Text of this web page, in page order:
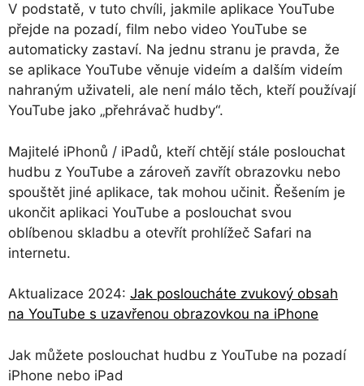
V podstatě, v tuto chvíli, jakmile aplikace YouTube
přejde na pozadí, film nebo video YouTube se
automaticky zastaví. Na jednu stranu je pravda, že
se aplikace YouTube věnuje videím a dalším videím
nahraným uživateli, ale není málo těch, kteří používají
YouTube jako „přehrávač hudby“.
Majitelé iPhonů / iPadů, kteří chtějí stále poslouchat
hudbu z YouTube a zároveň zavřít obrazovku nebo
spouštět jiné aplikace, tak mohou učinit. Řešením je
ukončit aplikaci YouTube a poslouchat svou
oblíbenou skladbu a otevřít prohlížeč Safari na
internetu.
Aktualizace 2024: Jak posloucháte zvukový obsah
na YouTube s uzavřenou obrazovkou na iPhone
Jak můžete poslouchat hudbu z YouTube na pozadí
iPhone nebo iPad